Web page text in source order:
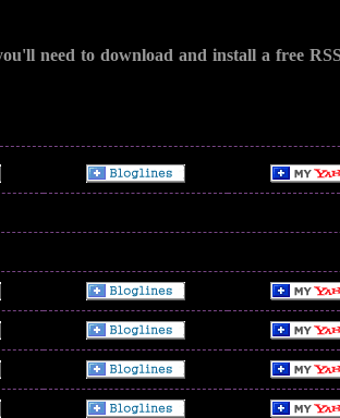
need to download and install a free